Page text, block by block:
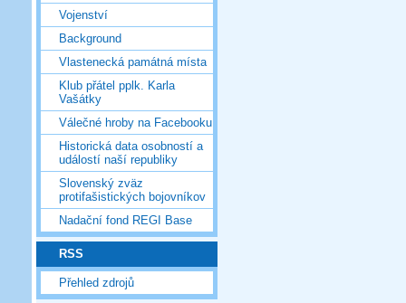
Vojenství
Background
Vlastenecká památná místa
Klub přátel pplk. Karla
Vašátky
Válečné hroby na Facebooku
Historická data osobností a
událostí naší republiky
Slovenský zväz
protifašistických bojovníkov
Nadační fond REGI Base
RSS
Přehled zdrojů